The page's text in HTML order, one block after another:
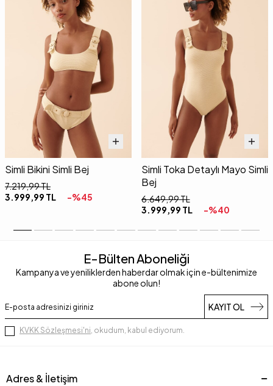
Simli Bikini Simli Bej
7.219,99TL
3.999,99 TL -%45
Simli Toka Detaylı Mayo Simli
Bej
6.649,99TL
3.999,99 TL -%40
E-Bülten Aboneliği
Kampanya ve yeniliklerden haberdar olmak için e-bültenimize
abone olun!
KAYIT OL
KVKK Sözleşmesi'ni, okudum, kabul ediyorum.
Adres & İletişim